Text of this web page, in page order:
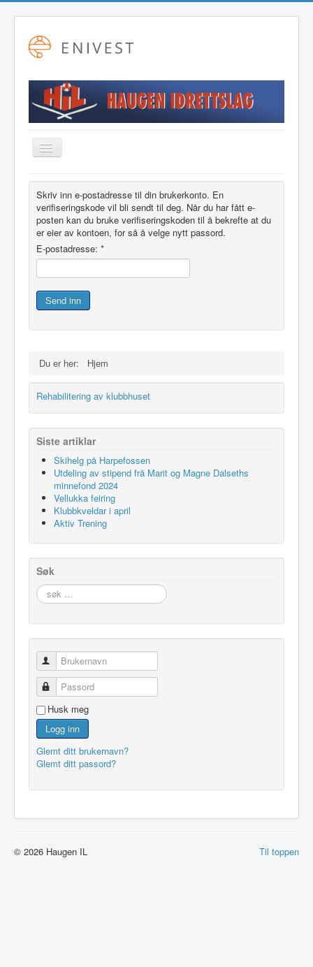
Toggle
Navigation
Startside
Alpint
Fotball
Friidrett
Langrenn
Hovudstyret
Medlemsskap
Minnefond
Skriv inn e-postadresse til din brukerkonto. En
verifiseringskode vil bli sendt til deg. Når du har fått e-
posten kan du bruke verifiseringskoden til å bekrefte at du
er eier av kontoen, for så å velge nytt passord.
E-postadresse: *
Send inn
Du er her: Hjem
Rehabilitering av klubbhuset
Siste artiklar
Skihelg på Harpefossen
Utdeling av stipend frå Marit og Magne Dalseths
minnefond 2024
Vellukka feiring
Klubbkveldar i april
Aktiv Trening
Søk
søk
…
Brukernavn
Passord
Husk meg
Logg inn
Glemt ditt brukernavn?
Glemt ditt passord?
Til toppen
© 2026 Haugen IL